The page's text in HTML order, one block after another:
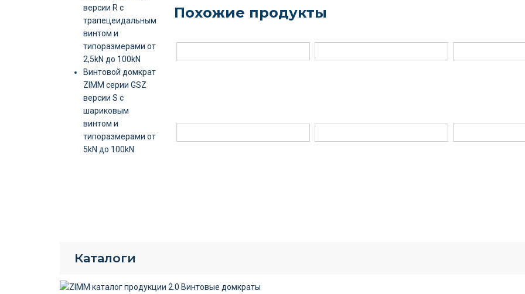
Похожие продукты
версии R c
трапецеидальным
винтом и
типоразмерами от
2,5kN до 100kN
Винтовой домкрат
ZIMM серии GSZ
версии S c
шариковым
винтом и
типоразмерами от
5kN до 100kN
Каталоги